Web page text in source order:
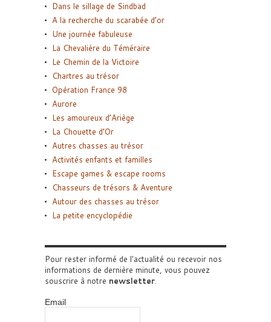
Dans le sillage de Sindbad
A la recherche du scarabée d’or
Une journée fabuleuse
La Chevalière du Téméraire
Le Chemin de la Victoire
Chartres au trésor
Opération France 98
Aurore
Les amoureux d’Ariège
La Chouette d’Or
Autres chasses au trésor
Activités enfants et familles
Escape games & escape rooms
Chasseurs de trésors & Aventure
Autour des chasses au trésor
La petite encyclopédie
Pour rester informé de l'actualité ou recevoir nos
informations de dernière minute, vous pouvez
souscrire à notre newsletter.
Email